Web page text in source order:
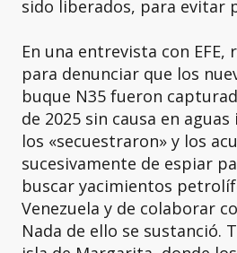
sido liberados, para evitar
En una entrevista con EFE,
para denunciar que los
buque N35 fueron
de 2025 sin causa en
los «secuestraron» y los
sucesivamente de espiar
buscar yacimientos
Venezuela y de colaborar
Nada de ello se sustanció.